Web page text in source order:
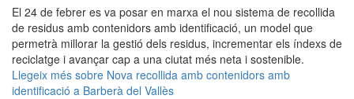
El 24 de febrer es va posar en marxa el nou sistema de recollida
de residus amb contenidors amb identificació, un model que
permetrà millorar la gestió dels residus, incrementar els índexs de
reciclatge i avançar cap a una ciutat més neta i sostenible.
Llegeix més sobre Nova recollida amb contenidors amb
identificació a Barberà del Vallès